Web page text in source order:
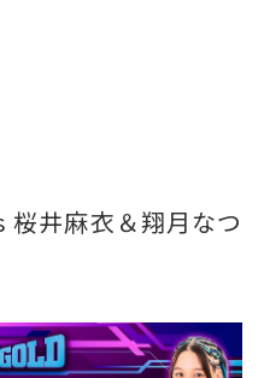
桜井麻衣＆翔月なつ